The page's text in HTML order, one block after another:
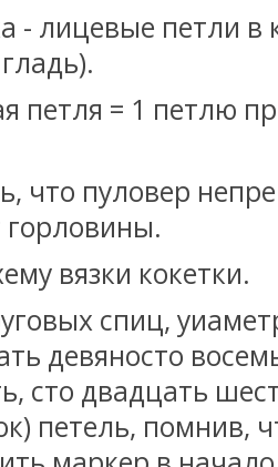
- лицевые петли в
петля = 1 петлю
что пуловер
горловины.
вязки кокетки.
спиц,
девяносто
сто двадцать
петель, помнив,